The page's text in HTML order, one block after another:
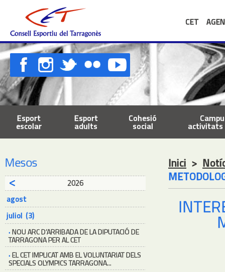
CET
Esport
escolar
Esport
adults
Cohesió
social activitats
Mesos
2026
agost
juliol (3)
·NOU ARC D’ARRIBADA DE LA DIPUTACIÓ DE
TARRAGONA PER AL CET
·EL CET IMPLICAT AMB EL VOLUNTARIAT DELS
SPECIALS OLYMPICS TARRAGONA...
Inici >